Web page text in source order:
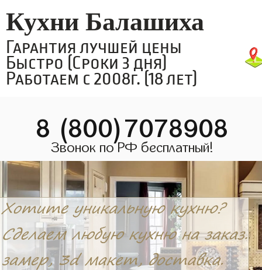
Кухни Балашиха
Гарантия лучшей цены
Быстро (Сроки 3 дня)
Работаем с 2008г. (18 лет)
8 (800)7078908
Звонок по РФ бесплатный!